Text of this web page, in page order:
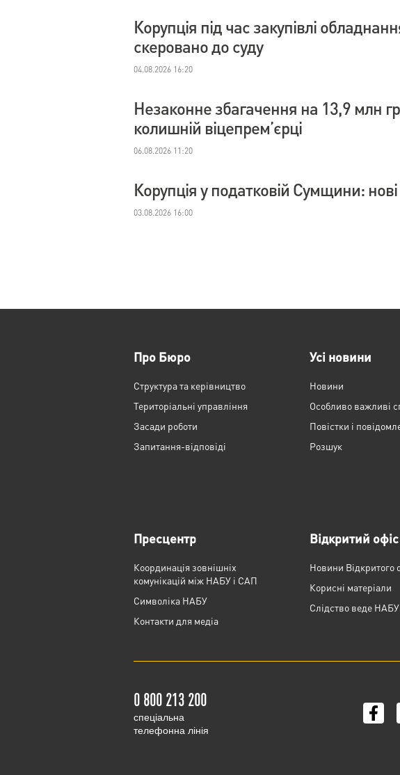
Корупція під час закупівлі
скеровано до суду
04.08.2026 16:20
Незаконне збагачення на 13,9 млн
колишній віцепрем’єрці
06.08.2026 11:20
Корупція у податковій Сумщини:
03.08.2026 16:00
Про Бюро
Структура та керівництво
Територіальні управління
Засади роботи
Запитання-відповіді
Усі новини
Новини
Особливо важливі
Повістки і
Розшук
Пресцентр
Координація зовнішніх
комунікацій між НАБУ і САП
Cимволіка НАБУ
Контакти для медіа
Відкритий офіс
Новини Відкритого
Корисні матеріали
Слідство веде НАБУ
0 800 213 200
cпеціальна
телефонна лінія